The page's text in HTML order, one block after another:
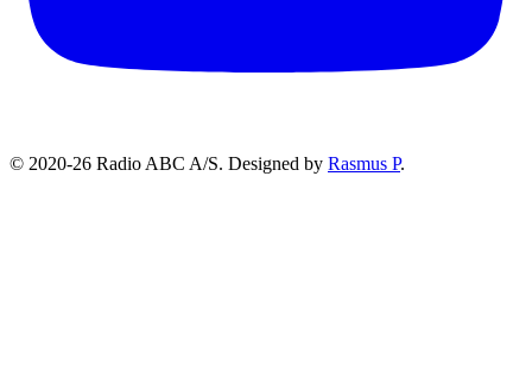
© 2020-26 Radio ABC A/S. Designed by Rasmus P.